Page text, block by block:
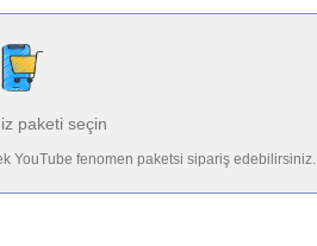
paketi seçin
YouTube fenomen paketsi sipariş edebilirsiniz.